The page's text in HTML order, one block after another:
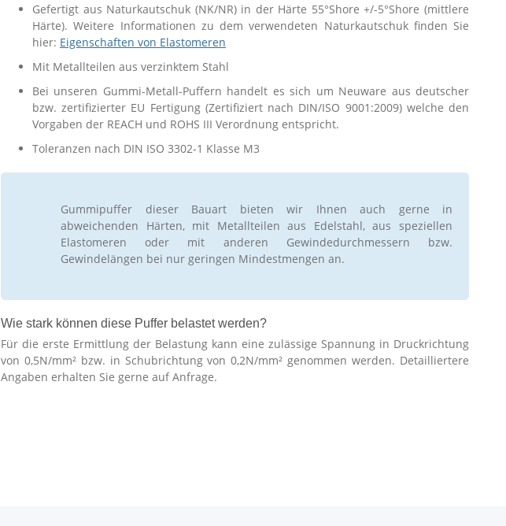
Gefertigt aus Naturkautschuk (NK/NR) in der Härte 55°Shore +/-5°Shore (mittlere
Härte). Weitere Informationen zu dem verwendeten Naturkautschuk finden Sie
hier: Eigenschaften von Elastomeren
Mit Metallteilen aus verzinktem Stahl
Bei unseren Gummi-Metall-Puffern handelt es sich um Neuware aus deutscher
bzw. zertifizierter EU Fertigung (Zertifiziert nach DIN/ISO 9001:2009) welche den
Vorgaben der REACH und ROHS III Verordnung entspricht.
Toleranzen nach DIN ISO 3302-1 Klasse M3
Gummipuffer dieser Bauart bieten wir Ihnen auch gerne in
abweichenden Härten, mit Metallteilen aus Edelstahl, aus speziellen
Elastomeren oder mit anderen Gewindedurchmessern bzw.
Gewindelängen bei nur geringen Mindestmengen an.
Wie stark können diese Puffer belastet werden?
Für die erste Ermittlung der Belastung kann eine zulässige Spannung in Druckrichtung
von 0,5N/mm² bzw. in Schubrichtung von 0,2N/mm² genommen werden. Detailliertere
Angaben erhalten Sie gerne auf Anfrage.